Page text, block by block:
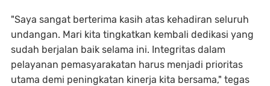
"Saya sangat berterima kasih atas kehadiran seluruh
undangan. Mari kita tingkatkan kembali dedikasi yang
sudah berjalan baik selama ini. Integritas dalam
pelayanan pemasyarakatan harus menjadi prioritas
utama demi peningkatan kinerja kita bersama," tegas